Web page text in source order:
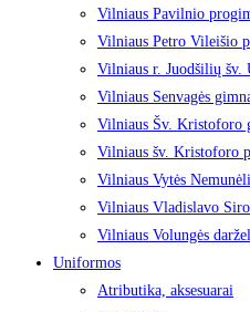
Vilniaus Pavilnio
Vilniaus Petro Vileišio
Vilniaus r. Juodšilių šv.
Vilniaus Senvagės
Vilniaus Šv. Kristoforo
Vilniaus šv. Kristoforo
Vilniaus Vytės
Vilniaus Vladislavo
Vilniaus Volungės
Uniformos
Atributika, aksesuarai